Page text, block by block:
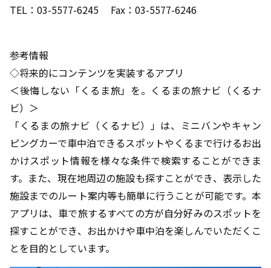
TEL：03-5577-6245 Fax：03-5577-6246
参考情報
◇将来的にコンテンツを実装するアプリ
＜後悔しない「くるま旅」を。くるまの旅ナビ（くるナ
ビ）＞
「くるまの旅ナビ（くるナビ）」は、ミニバンやキャン
ピングカーで車中泊できるスポットやくるまで行けるお出
かけスポット情報を様々な条件で検索することができま
す。また、現在地周辺の施設も探すことができ、表示した
施設までのルート案内等も簡単に行うことが可能です。本
アプリは、車で旅するすべての方が自分好みのスポットを
探すことができ、お出かけや車中泊を楽しんでいただくこ
とを目的としています。